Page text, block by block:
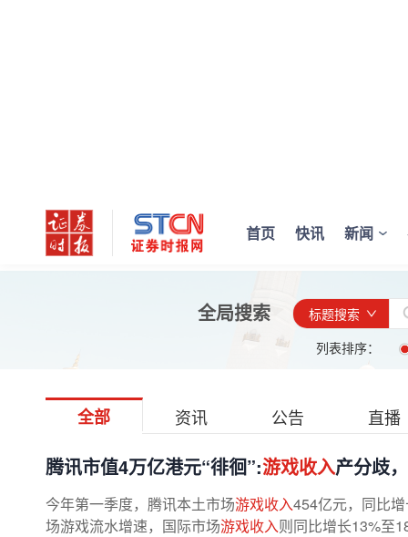
首页 快讯 新闻
全局搜索
标题搜索
列表排序：
全部 资讯 公告 直播
腾讯市值4万亿港元“徘徊”:游戏收入产分歧
今年第一季度，腾讯本土市场游戏收入454亿元，同比
场游戏流水增速，国际市场游戏收入则同比增长13%至